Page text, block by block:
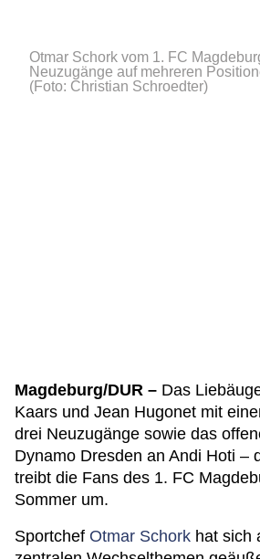
Otmar Schork vom 1. FC
Neuzugänge auf mehreren
(Foto: Christian Schroedter)
Magdeburg/DUR – Das
Kaars und Jean Hugonet mit
drei Neuzugänge sowie das
Dynamo Dresden an Andi Hoti –
treibt die Fans des 1. FC
Sommer um.
Sportchef Otmar Schork hat sich